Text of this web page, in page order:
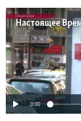
Настоящее
No media
0:00